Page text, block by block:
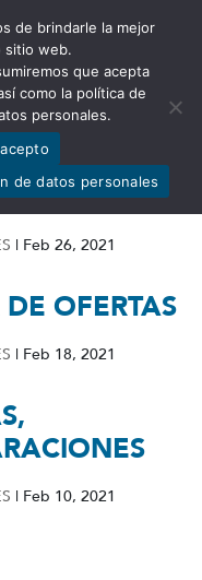
DE
| Feb 26, 2021
OFERTAS
| Feb 18, 2021
| Feb 10, 2021
de brindarle la mejor
sitio web.
que acepta
como la política de
personales.
de datos personales